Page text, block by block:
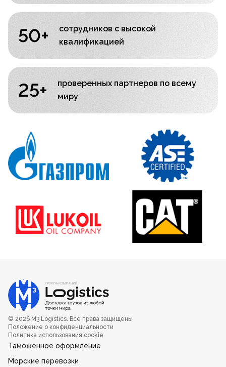
50+
сотрудников с высокой
квалификацией
25+ проверенных партнеров по всему
миру
© 2026 M3 Logistics. Все права защищены
Положение о конфиденциальности
Политика использования cookie
Таможенное оформление
Морские перевозки